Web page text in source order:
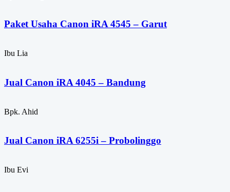
Paket Usaha Canon iRA 4545 – Garut
Ibu Lia
Jual Canon iRA 4045 – Bandung
Bpk. Ahid
Jual Canon iRA 6255i – Probolinggo
Ibu Evi